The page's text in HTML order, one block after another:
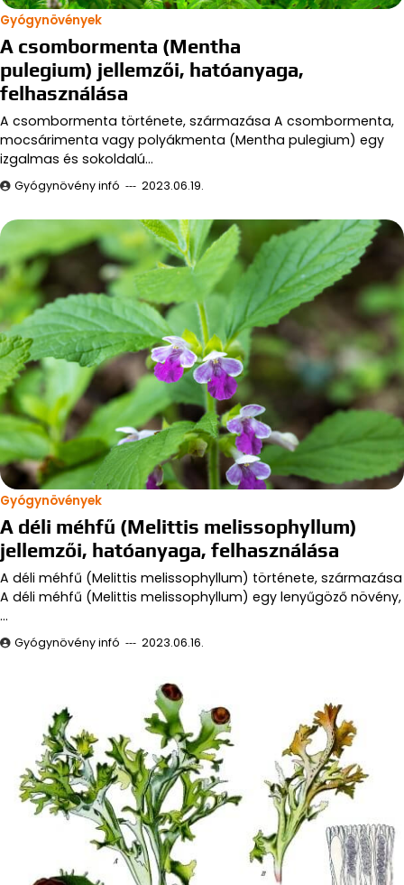
Gyógynövények
A csombormenta (Mentha
pulegium) jellemzői, hatóanyaga,
felhasználása
A csombormenta története, származása A csombormenta,
mocsárimenta vagy polyákmenta (Mentha pulegium) egy
izgalmas és sokoldalú…
Gyógynövény infó 2023.06.19.
Gyógynövények
A déli méhfű (Melittis melissophyllum)
jellemzői, hatóanyaga, felhasználása
A déli méhfű (Melittis melissophyllum) története, származása
A déli méhfű (Melittis melissophyllum) egy lenyűgöző növény,
…
Gyógynövény infó 2023.06.16.